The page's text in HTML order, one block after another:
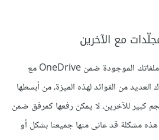
مع الآخرين
يمكنك في أيّ وقت مشاركة ملفاتك الموجودة ضمن OneDrive مع
العديد من الفوائد لهذه الميزة، من أبسطها
كبير للآخرين، لا يمكن رفعها كمرفق ضمن
هذه مشكلة قد عانى منها جميعنا بشكل أو